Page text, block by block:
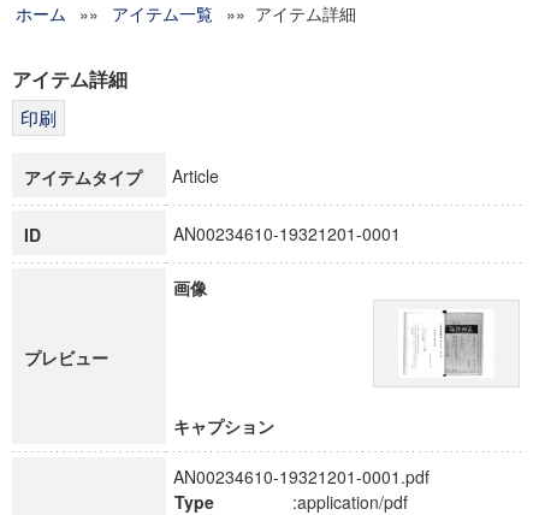
グローバルリサーチインスティテュート
科学研究費補助金研究成果報告書
博士課程教育リーディングプログラム「超成熟社会発展のサ
ホーム »» アイテム一覧 »» アイテム詳細
アイテム詳細
アイテムタイプ Article
ID AN00234610-19321201-0001
プレビュー
画像
キャプション
AN00234610-19321201-0001.pdf
Type
:application/pdf